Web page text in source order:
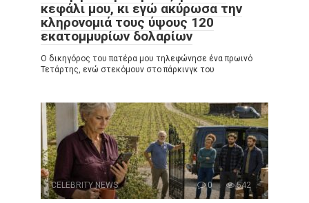
κεφάλι μου, κι εγώ ακύρωσα την
κληρονομιά τους ύψους 120
εκατομμυρίων δολαρίων
Ο δικηγόρος του πατέρα μου τηλεφώνησε ένα πρωινό
Τετάρτης, ενώ στεκόμουν στο πάρκινγκ του
CELEBRITY NEWS 0 542